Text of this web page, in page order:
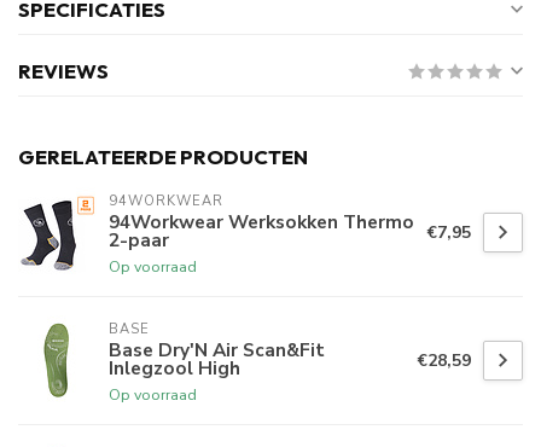
SPECIFICATIES
REVIEWS
GERELATEERDE PRODUCTEN
94WORKWEAR
94Workwear Werksokken Thermo
2-paar
Op voorraad
€7,95
BASE
Base Dry'N Air Scan&Fit
Inlegzool High
Op voorraad
€28,59